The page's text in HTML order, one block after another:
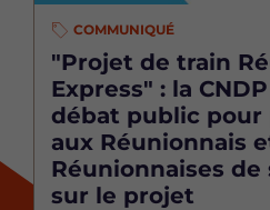
COMMUNIQUÉ
"Projet de train
Express" : la
débat public
aux Réunionnais
Réunionnaises
sur le projet